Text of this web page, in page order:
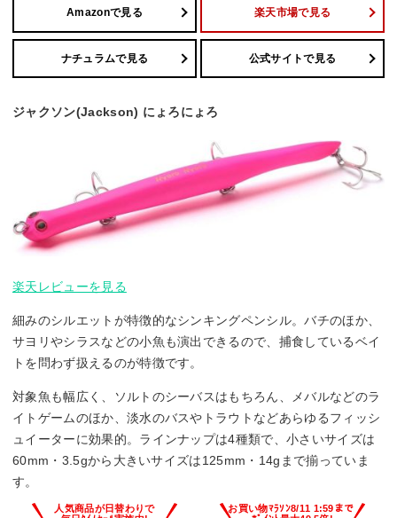
Amazonで見る 楽天市場で見る
ナチュラムで見る 公式サイトで見る
ジャクソン(Jackson) にょろにょろ
楽天レビューを見る
細みのシルエットが特徴的なシンキングペンシル。バチのほか、
サヨリやシラスなどの小魚も演出できるので、捕食しているベイ
トを問わず扱えるのが特徴です。
対象魚も幅広く、ソルトのシーバスはもちろん、メバルなどのラ
イトゲームのほか、淡水のバスやトラウトなどあらゆるフィッシ
ュイーターに効果的。ラインナップは4種類で、小さいサイズは
60mm・3.5gから大きいサイズは125mm・14gまで揃っていま
す。